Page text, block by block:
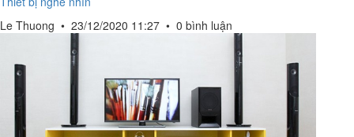
Le Thuong • 23/12/2020 11:27 • 0 bình luận